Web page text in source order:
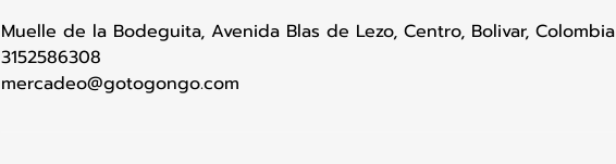
Muelle de la Bodeguita, Avenida Blas de Lezo, Centro, Bolivar, Colombia
3152586308
mercadeo@gotogongo.com